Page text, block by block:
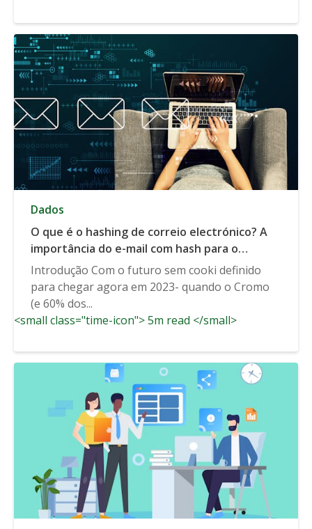
Dados
O que é o hashing de correio electrónico? A
importância do e-mail com hash para o
sucesso futuro
Introdução Com o futuro sem cooki definido
para chegar agora em 2023- quando o Cromo
(e 60% dos...
<small class="time-icon"> 5m read </small>